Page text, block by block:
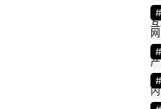
网